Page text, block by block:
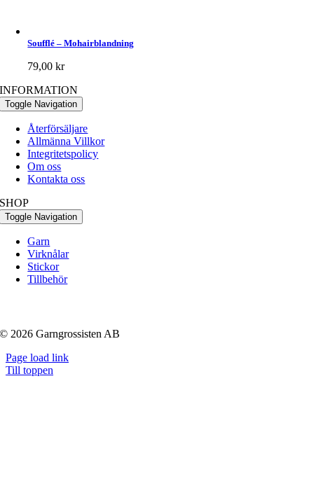
Soufflé – Mohairblandning
79,00kr
INFORMATION
Toggle Navigation
Återförsäljare
Allmänna Villkor
Integritetspolicy
Om oss
Kontakta oss
SHOP
Toggle Navigation
Garn
Virknålar
Stickor
Tillbehör
© 2026 Garngrossisten AB
Page load link
Till toppen